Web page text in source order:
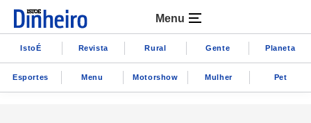
Menu
IstoÉ Revista Rural Gente Planeta
Esportes Menu Motorshow Mulher Pet